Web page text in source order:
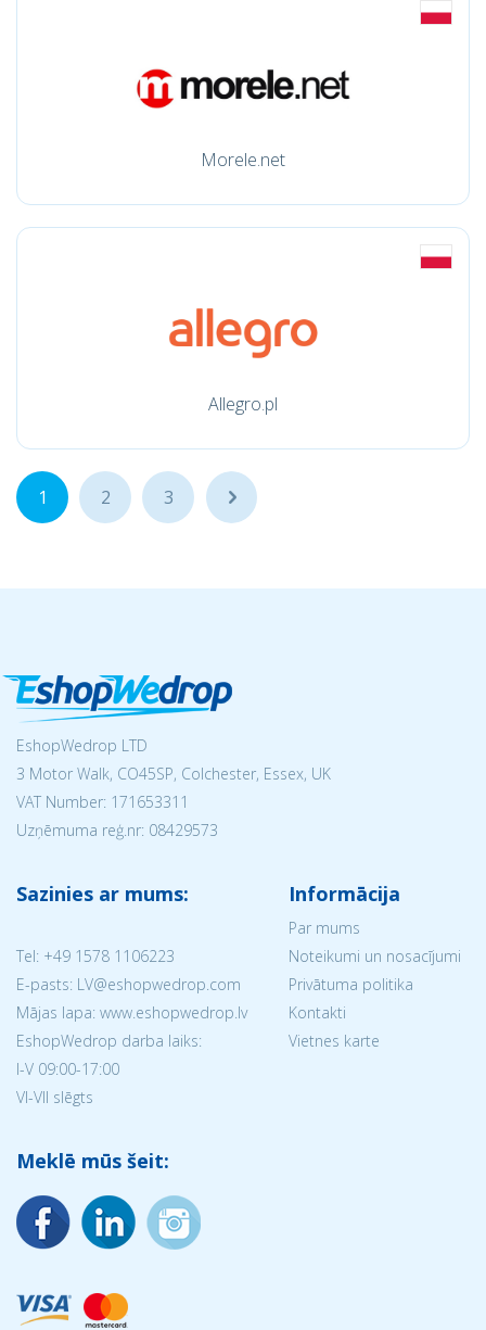
Morele.net
Allegro.pl
1 2 3 ...
EshopWedrop LTD
3 Motor Walk, CO45SP, Colchester, Essex, UK
VAT Number: 171653311
Uzņēmuma reģ.nr: 08429573
Sazinies ar mums:
Tel: +49 1578 1106223
E-pasts: LV@eshopwedrop.com
Mājas lapa: www.eshopwedrop.lv
EshopWedrop darba laiks:
I-V 09:00-17:00
VI-VII slēgts
Informācija
Par mums
Noteikumi un nosacījumi
Privātuma politika
Kontakti
Vietnes karte
Meklē mūs šeit: